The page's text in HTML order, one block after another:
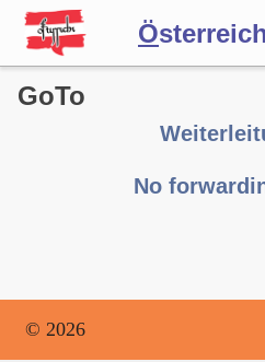
Ö
Wörterbuch
GoTo
No
© 2026